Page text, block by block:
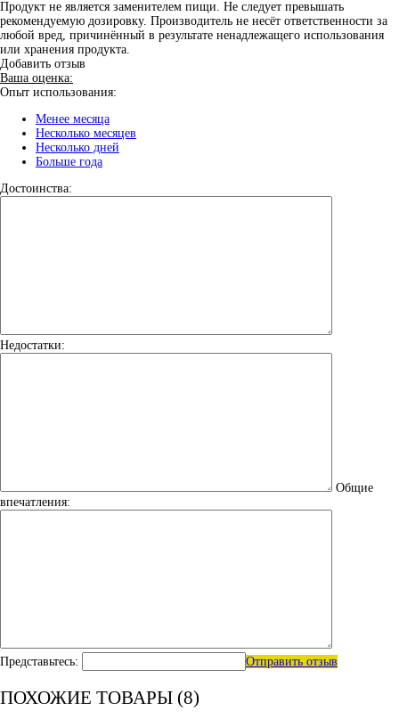
Продукт не является заменителем пищи. Не следует превышать
рекомендуемую дозировку. Производитель не несёт ответственности за
любой вред, причинённый в результате ненадлежащего использования
или хранения продукта.
Добавить отзыв
Ваша оценка:
Опыт использования:
Менее месяца
Несколько месяцев
Несколько дней
Больше года
Достоинства:
Недостатки:
Общие
впечатления:
Представьтесь: Отправить отзыв
ПОХОЖИЕ ТОВАРЫ (8)